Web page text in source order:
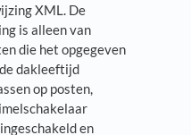
XML. De
is alleen van
die het opgegeven
dakleeftijd
op posten,
en